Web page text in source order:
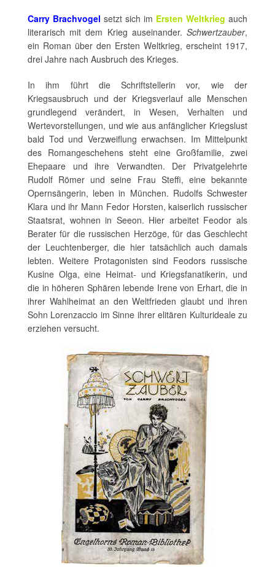
Carry Brachvogel setzt sich im Ersten Weltkrieg auch
literarisch mit dem Krieg auseinander. Schwertzauber,
ein Roman über den Ersten Weltkrieg, erscheint 1917,
drei Jahre nach Ausbruch des Krieges.
In ihm führt die Schriftstellerin vor, wie der
Kriegsausbruch und der Kriegsverlauf alle Menschen
grundlegend verändert, in Wesen, Verhalten und
Wertevorstellungen, und wie aus anfänglicher Kriegslust
bald Tod und Verzweiflung erwachsen. Im Mittelpunkt
des Romangeschehens steht eine Großfamilie, zwei
Ehepaare und ihre Verwandten. Der Privatgelehrte
Rudolf Römer und seine Frau Steffi, eine bekannte
Opernsängerin, leben in München. Rudolfs Schwester
Klara und ihr Mann Fedor Horsten, kaiserlich russischer
Staatsrat, wohnen in Seeon. Hier arbeitet Feodor als
Berater für die russischen Herzöge, für das Geschlecht
der Leuchtenberger, die hier tatsächlich auch damals
lebten. Weitere Protagonisten sind Feodors russische
Kusine Olga, eine Heimat- und Kriegsfanatikerin, und
die in höheren Sphären lebende Irene von Erhart, die in
ihrer Wahlheimat an den Weltfrieden glaubt und ihren
Sohn Lorenzaccio im Sinne ihrer elitären Kulturideale zu
erziehen versucht.